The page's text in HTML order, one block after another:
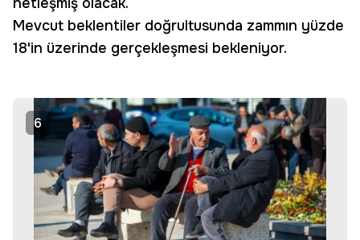
Mevcut beklentiler doğrultusunda zammın yüzde
18'in üzerinde gerçekleşmesi bekleniyor.
6